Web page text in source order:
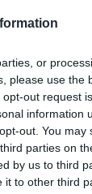
or
please use the
out request
information
out. You
parties on
by us to third
to other thirdami